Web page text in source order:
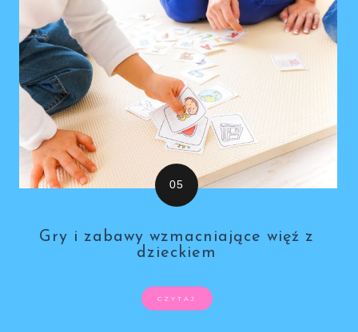
Gry i zabawy wzmacniające więź z
dzieckiem
CZYTAJ